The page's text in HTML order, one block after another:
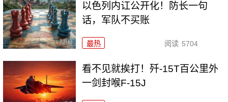
以色列内讧公开化！防长一句
话，军队不买账
最热 阅读 5704
看不见就挨打！歼-15T百公里外
一剑封喉F-15J